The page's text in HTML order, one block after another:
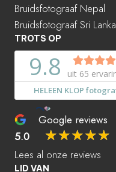
Bruidsfotograaf Nepal
Bruidsfotograaf Sri Lanka
TROTS OP
Google reviews
5.0
☆☆☆☆☆
Lees al onze reviews
LID VAN